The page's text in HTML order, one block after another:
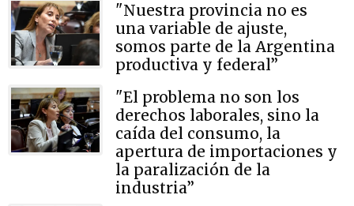
"Nuestra provincia no es
una variable de ajuste,
somos parte de la Argentina
productiva y federal”
"El problema no son los
derechos laborales, sino la
caída del consumo, la
apertura de importaciones y
la paralización de la
industria”